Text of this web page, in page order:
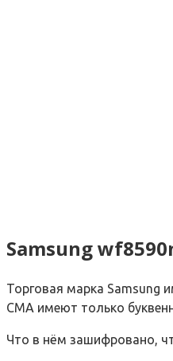
Samsung
Торговая марка Samsung
СМА имеют только
Что в нём зашифровано,